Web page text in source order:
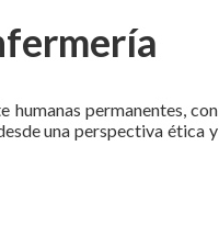
humanas permanentes, con
una perspectiva ética y